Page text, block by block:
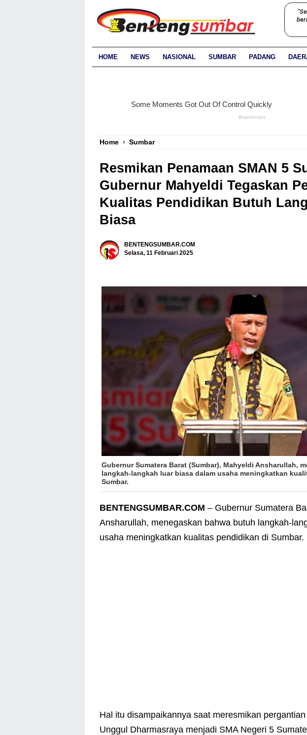
HOME NEWS NASIONAL SUMBAR PADANG
Home › Sumbar
Resmikan Penamaan SMAN 5
Gubernur Mahyeldi Tegaskan
Kualitas Pendidikan Butuh
Biasa
BENTENGSUMBAR.COM
Selasa, 11 Februari 2025
Gubernur Sumatera Barat (Sumbar), Mahyeldi Ansharullah,
langkah-langkah luar biasa dalam usaha meningkatkan
Sumbar.
BENTENGSUMBAR.COM – Gubernur Sumatera
Ansharullah, menegaskan bahwa butuh langkah-
usaha meningkatkan kualitas pendidikan di Sumbar.
Hal itu disampaikannya saat meresmikan
Unggul Dharmasraya menjadi SMA Negeri 5